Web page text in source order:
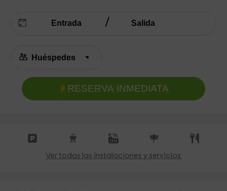
RESERVA INMEDIATA
Ver todas las instalaciones y servicios